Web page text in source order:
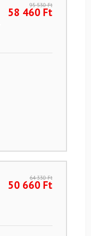
95 530Ft
58 460 Ft
64 330Ft
50 660 Ft